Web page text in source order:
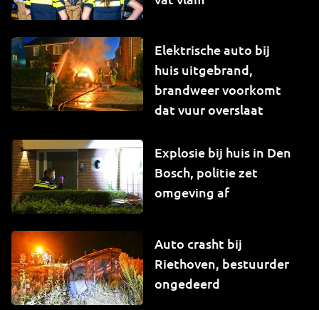
Elektrische auto bij
huis uitgebrand,
brandweer voorkomt
dat vuur overslaat
Explosie bij huis in Den
Bosch, politie zet
omgeving af
Auto crasht bij
Riethoven, bestuurder
ongedeerd